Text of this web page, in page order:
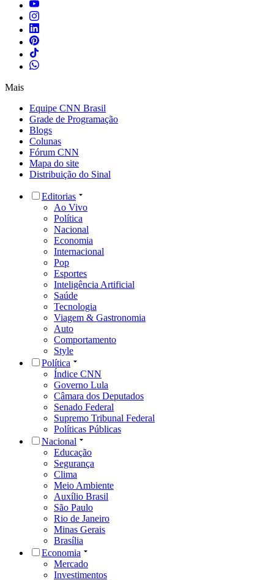
Mais
Equipe CNN Brasil
Grade de Programação
Blogs
Colunas
Fórum CNN
Mapa do site
Distribuição do Sinal
Editorias
Ao Vivo
Política
Nacional
Economia
Internacional
Pop
Esportes
Inteligência Artificial
Saúde
Tecnologia
Viagem & Gastronomia
Auto
Comportamento
Style
Política
Índice CNN
Governo Lula
Câmara dos Deputados
Senado Federal
Supremo Tribunal Federal
Políticas Públicas
Nacional
Educação
Segurança
Clima
Meio Ambiente
Auxílio Brasil
São Paulo
Rio de Janeiro
Minas Gerais
Brasília
Economia
Mercado
Investimentos